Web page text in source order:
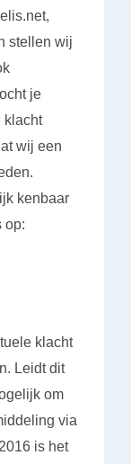
stellen wij
je
klacht
wij een
kenbaar
op:
klacht
Leidt dit
om
via
is het